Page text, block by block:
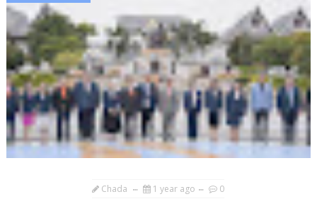
Chada 1 year ago 0